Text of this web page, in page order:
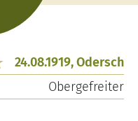
24.08.1919, Odersch
Obergefreiter